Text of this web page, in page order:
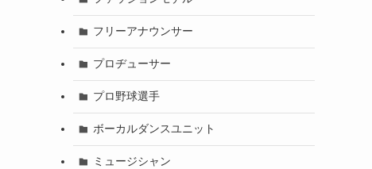
フリーアナウンサー
プロヂューサー
プロ野球選手
ボーカルダンスユニット
ミュージシャン